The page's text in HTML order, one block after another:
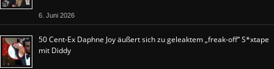
6. Juni 2026
50 Cent-Ex Daphne Joy äußert sich zu geleaktem „freak-off“ S*xtape
mit Diddy